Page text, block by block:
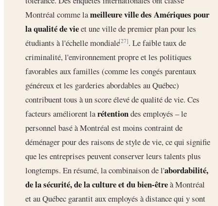
Montréal comme lameilleure ville des Amériques pour
la qualité de vieet une ville de premier plan pour les
étudiants à l'échelle mondiale[27]. Le faible taux de
criminalité, l'environnement propre et les politiques
favorables aux familles (comme les congés parentaux
généreux et les garderies abordables au Québec)
contribuent tous à un score élevé de qualité de vie. Ces
facteurs améliorent larétentiondes employés – le
personnel basé à Montréal est moins contraint de
déménager pour des raisons de style de vie, ce qui signifie
que les entreprises peuvent conserver leurs talents plus
longtemps. En résumé, la combinaison de l'abordabilité,
de la sécurité, de la culture et du bien-êtreà Montréal
et au Québec garantit aux employés à distance qui y sont